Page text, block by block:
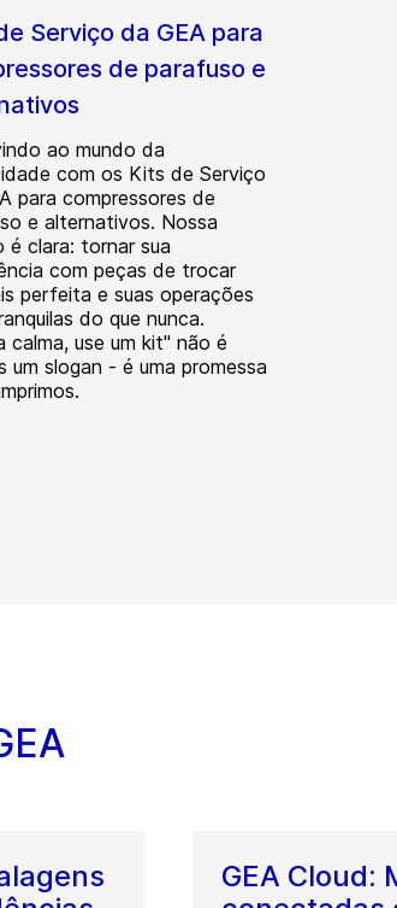
Serviço da GEA para
de parafuso e
ao mundo da
com os Kits de Serviço
para compressores de
e alternativos. Nossa
é clara: tornar sua
com peças de trocar
perfeita e suas operações
do que nunca.
calma, use um kit" não é
um slogan - é uma promessa
GEA Cloud: